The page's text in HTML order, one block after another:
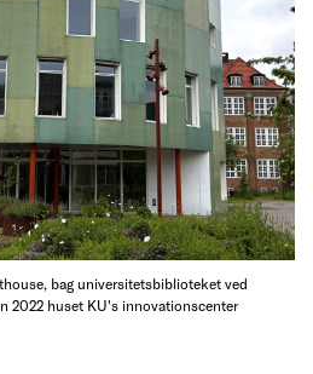
bag universitetsbiblioteket ved
2022 huset KU's innovationscenter